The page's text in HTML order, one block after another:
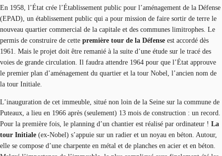
En 1958, l’État crée l’Établissement public pour l’aménagement de la Défense
(EPAD), un établissement public qui a pour mission de faire sortir de terre le
nouveau quartier commercial de la capitale et des communes limitrophes. Le
permis de construire de cette première tour de la Défense est accordé dès
1961. Mais le projet doit être remanié à la suite d’une étude sur le tracé des
voies de grande circulation. Il faudra attendre 1964 pour que l’État approuve
le premier plan d’aménagement du quartier et la tour Nobel, l’ancien nom de
la tour Initiale.
L’inauguration de cet immeuble, situé non loin de la Seine sur la commune de
Puteaux, a lieu en 1966 après (seulement) 13 mois de construction : un record.
Pour la première fois, le planning d’un chantier est réalisé par ordinateur ! La
tour Initiale (ex-Nobel) s’appuie sur un radier et un noyau en béton. Autour,
elle se compose d’une charpente en métal et de planches en acier et en béton.